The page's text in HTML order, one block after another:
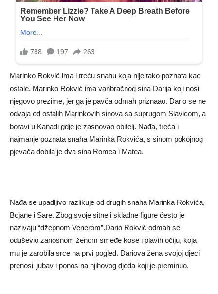
Marinko Rokvić ima i treću snahu koja nije tako poznata kao
ostale. Marinko Rokvić ima vanbračnog sina Darija koji nosi
njegovo prezime, jer ga je pavča odmah priznaao. Dario se ne
odvaja od ostalih Marinkovih sinova sa suprugom Slavicom, a
boravi u Kanadi gdje je zasnovao obitelj. Nađa, treća i
najmanje poznata snaha Marinka Rokvića, s sinom pokojnog
pjevača dobila je dva sina Romea i Matea.
Nađa se upadljivo razlikuje od drugih snaha Marinka Rokvića,
Bojane i Sare. Zbog svoje sitne i skladne figure često je
nazivaju “džepnom Venerom”.Dario Rokvić odmah se
oduševio zanosnom ženom smeđe kose i plavih očiju, koja
mu je zarobila srce na prvi pogled. Dariova žena svojoj djeci
prenosi ljubav i ponos na njihovog djeda koji je preminuo.